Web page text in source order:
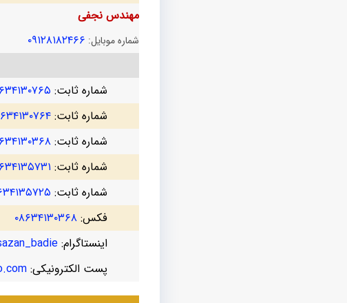
مهندس نجفی
شماره موبایل: ۰۹۱۲۸۱۸۲۴۶۶
شماره ثابت:
شماره ثابت:
شماره ثابت:
شماره ثابت:
شماره ثابت:
فکس: ۰۸۶۳۴۱۳۰۳۶۸
اینستاگرام:
پست الکترونیکی: